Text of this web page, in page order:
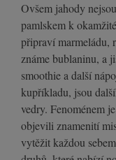
Ovšem jahody
pamlskem k
připraví marmeládu,
známe bublaninu, a
smoothie a další
kupříkladu, jsou
vedry. Fenoménem
objevili znamenití
vytěžit každou